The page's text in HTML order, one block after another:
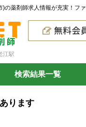
)の薬剤師求人情報が充実！フ
江駅
検索結果一覧
ります